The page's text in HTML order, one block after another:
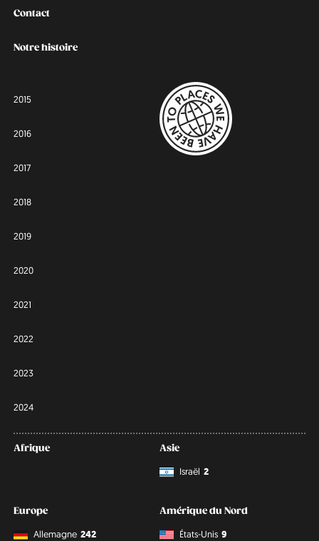
Contact
Notre histoire
2015
2016
2017
2018
2019
2020
2021
2022
2023
2024
Afrique
Asie
Israël 2
Europe
Allemagne 242
Amérique du Nord
États-Unis 9